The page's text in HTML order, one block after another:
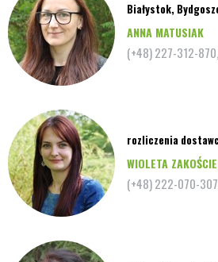
Białystok,
ANNA MATUSIAK
(+48) 227-312-
rozliczenia
WIOLETA
(+48) 222-070-